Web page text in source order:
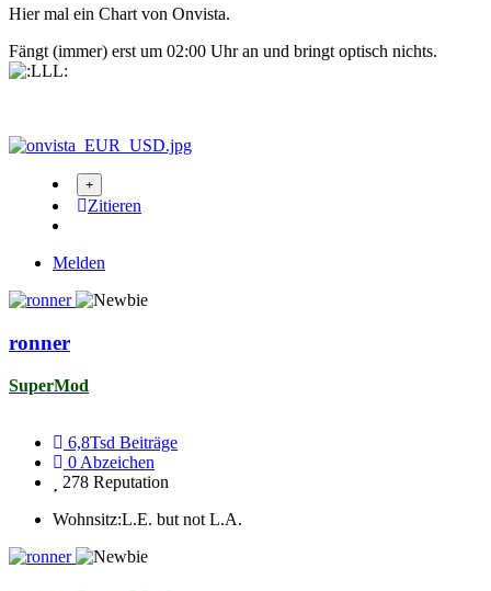
Hier mal ein Chart von Onvista.
Fängt (immer) erst um 02:00 Uhr an und bringt optisch nichts.
Zitieren
Melden
ronner
SuperMod
6,8Tsd Beiträge
0 Abzeichen
278 Reputation
Wohnsitz:L.E. but not L.A.